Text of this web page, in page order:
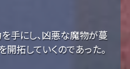
手にし、凶悪な魔物が蔓
拓していくのであった。